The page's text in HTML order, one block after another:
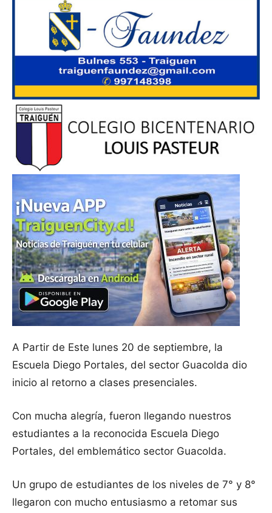
A Partir de Este lunes 20 de septiembre, la
Escuela Diego Portales, del sector Guacolda dio
inicio al retorno a clases presenciales.
Con mucha alegría, fueron llegando nuestros
estudiantes a la reconocida Escuela Diego
Portales, del emblemático sector Guacolda.
Un grupo de estudiantes de los niveles de 7° y 8°
llegaron con mucho entusiasmo a retomar sus